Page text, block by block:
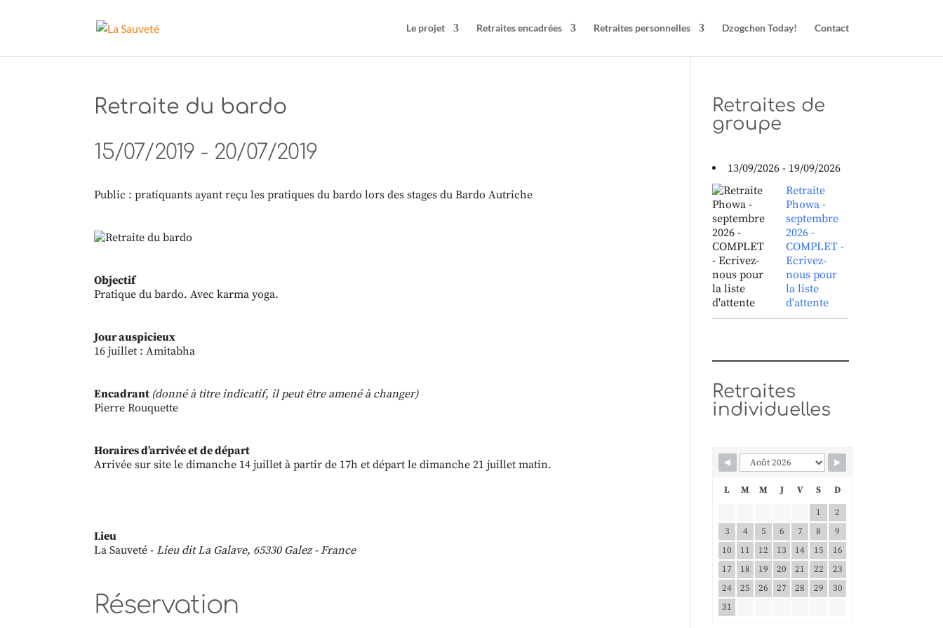
Le projet Retraites encadrées Retraites personnelles Dzogchen Today! Contact
Retraite du bardo
15/07/2019 - 20/07/2019
Public : pratiquants ayant reçu les pratiques du bardo lors des stages du Bardo Autriche
Objectif
Pratique du bardo. Avec karma yoga.
Jour auspicieux
16 juillet : Amitabha
Encadrant (donné à titre indicatif, il peut être amené à changer)
Pierre Rouquette
Horaires d’arrivée et de départ
Arrivée sur site le dimanche 14 juillet à partir de 17h et départ le dimanche 21 juillet matin.
Lieu
La Sauveté -Lieu dit La Galave, 65330 Galez - France
Réservation
Retraites de
groupe
13/09/2026 - 19/09/2026
Retraite
Phowa -
septembre
2026 -
COMPLET -
Ecrivez-
nous pour
la liste
d'attente
Retraites
individuelles
L M M J V S
D
1
2
3
4 5 6 7 8
9
10
11 12 13 14 15
16
17
18 19 20 21 22
23
24
25 26 27 28 29
30
31